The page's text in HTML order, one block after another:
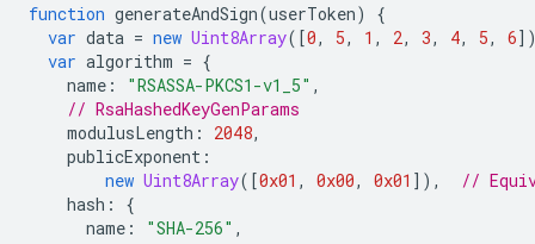
function generateAndSign(userToken)
{
var data = new Uint8Array([0, 5, 1 , 2, 3, 4, 5, 6
var algorithm = {
name : "RSASSA-PKCS1-v1_5" ,
// RsaHashedKeyGenParams
modulusLength : 2048,
publicExponent :
new Uint8Array([0x01 , 0x00, 0x01 ]),
//
hash :
{
name : "SHA-256" ,